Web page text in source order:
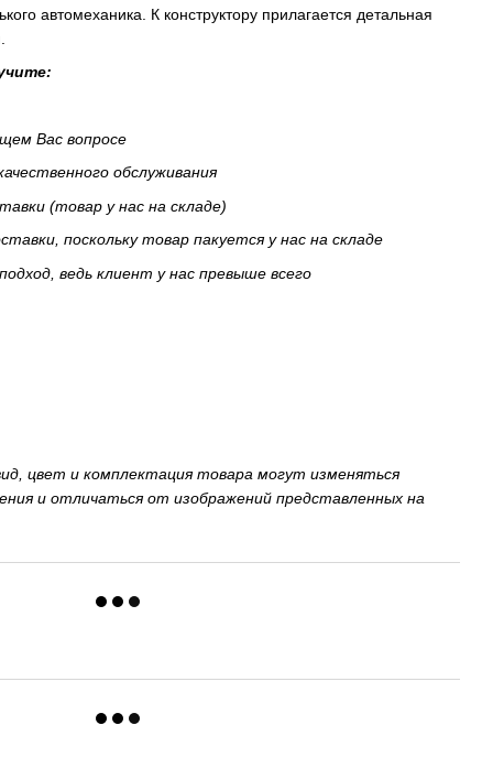
автомеханика. К конструктору прилагается детальная
Вас вопросе
обслуживания
(товар у нас на складе)
поскольку товар пакуется у нас на складе
ведь клиент у нас превыше всего
цвет и комплектация товара могут изменяться
и отличаться от изображений представленных на